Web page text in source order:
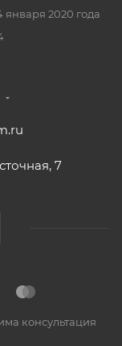
января 2020 года
7
консультация